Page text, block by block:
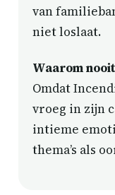
van
niet loslaat.
Waarom
Omdat
vroeg in zijn
intieme
thema’s als